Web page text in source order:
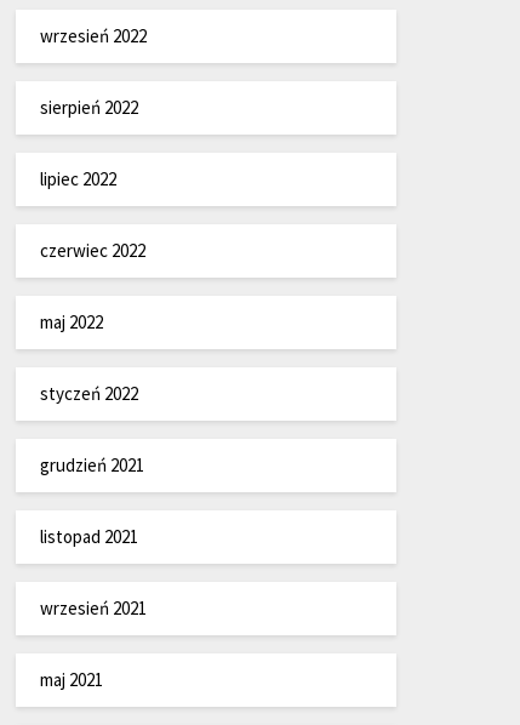
wrzesień 2022
sierpień 2022
lipiec 2022
czerwiec 2022
maj 2022
styczeń 2022
grudzień 2021
listopad 2021
wrzesień 2021
maj 2021